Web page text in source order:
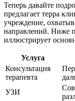
Теперь давайте
предлагает терра
учреждение,
направлений. Ниже
иллюстрирует
Услуга
Консультация
терапевта
УЗИ